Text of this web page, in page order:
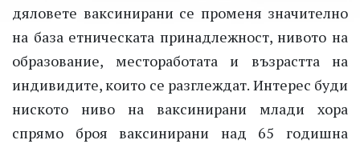
дяловете ваксинирани се променя значително
на база етническата принадлежност, нивото на
образование, местоработата и възрастта на
индивидите, които се разглеждат. Интерес буди
ниското ниво на ваксинирани млади хора
спрямо броя ваксинирани над 65 годишна